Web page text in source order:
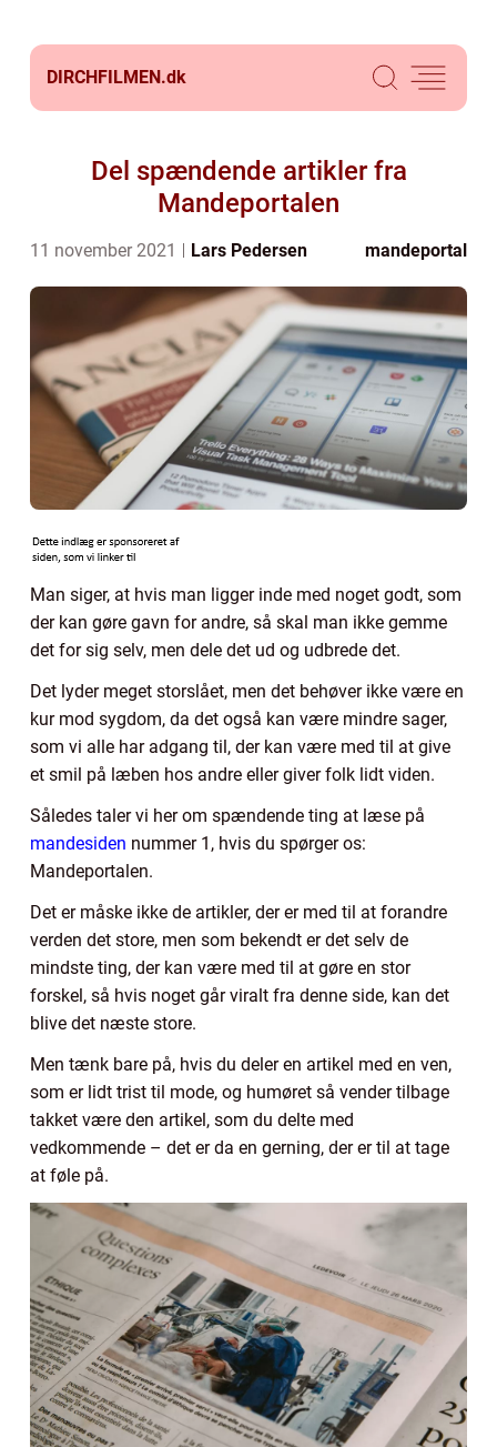
DIRCHFILMEN.dk
Del spændende artikler fra
Mandeportalen
11 november 2021 Lars Pedersen mandeportal
Man siger, at hvis man ligger inde med noget godt, som
der kan gøre gavn for andre, så skal man ikke gemme
det for sig selv, men dele det ud og udbrede det.
Det lyder meget storslået, men det behøver ikke være en
kur mod sygdom, da det også kan være mindre sager,
som vi alle har adgang til, der kan være med til at give
et smil på læben hos andre eller giver folk lidt viden.
Således taler vi her om spændende ting at læse på
mandesiden nummer 1, hvis du spørger os:
Mandeportalen.
Det er måske ikke de artikler, der er med til at forandre
verden det store, men som bekendt er det selv de
mindste ting, der kan være med til at gøre en stor
forskel, så hvis noget går viralt fra denne side, kan det
blive det næste store.
Men tænk bare på, hvis du deler en artikel med en ven,
som er lidt trist til mode, og humøret så vender tilbage
takket være den artikel, som du delte med
vedkommende – det er da en gerning, der er til at tage
at føle på.